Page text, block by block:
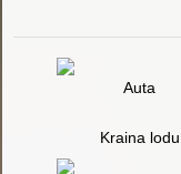
Auta
Kraina lodu